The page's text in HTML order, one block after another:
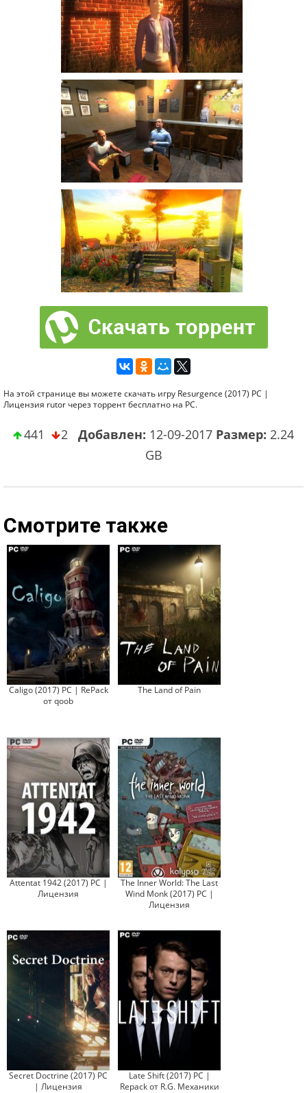
На этой странице вы можете скачать игру Resurgence (2017) PC |
Лицензия rutor через торрент бесплатно на PC.
441 2 Добавлен: 12-09-2017 Размер: 2.24
GB
Смотрите также
Caligo (2017) PC | RePack
от qoob
The Land of Pain
Attentat 1942 (2017) PC |
Лицензия
The Inner World: The Last
Wind Monk (2017) PC |
Лицензия
Secret Doctrine (2017) PC
| Лицензия
Late Shift (2017) PC |
Repack от R.G. Механики